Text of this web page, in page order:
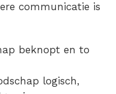
communicatie is
beknopt en to
logisch,